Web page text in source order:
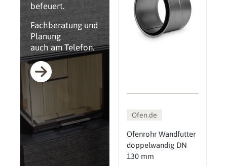
befeuert.
Fachberatung und
Planung
auch am Telefon.
Ofen.de
Ofenrohr Wandfutter
doppelwandig DN
130 mm